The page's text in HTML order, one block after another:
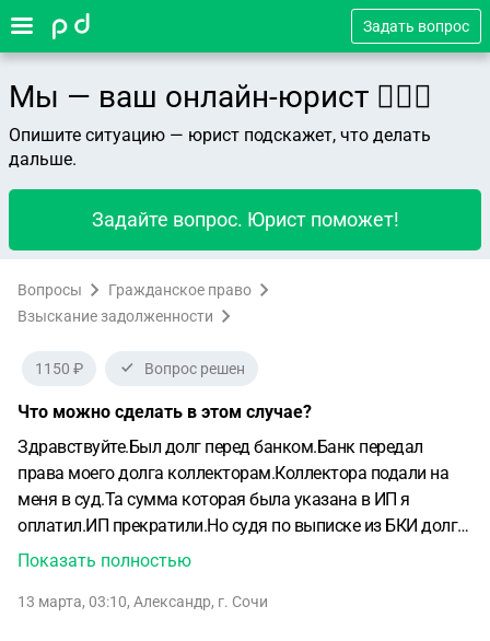
Задать вопрос
Мы — ваш онлайн-юрист 👨🏻‍⚖️
Опишите ситуацию — юрист подскажет, что делать
дальше.
Задайте вопрос. Юрист поможет!
Вопросы
Гражданское право
Взыскание задолженности
1150 ₽ Вопрос решен
Что можно сделать в этом случае?
Здравствуйте.Был долг перед банком.Банк передал
права моего долга коллекторам.Коллектора подали на
меня в суд.Та сумма которая была указана в ИП я
оплатил.ИП прекратили.Но судя по выписке из БКИ долг
остался,но сумма там другая.Позвонил коллекторам,мне
долга(проценты какие то).В суд они повторно не
Показать полностью
13 марта, 03:10, Александр, г. Сочи